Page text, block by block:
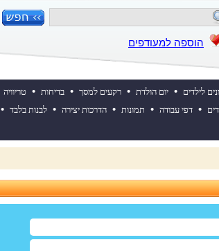
הוספה למעודפים
לילדים • יום הולדת • רקעים למסך • בדיחות • טריוויה
• דפי עבודה • תמונות • הדרכות יצירה • לבנות בלבד •